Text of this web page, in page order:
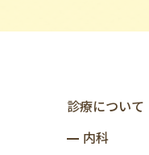
診療について
内科